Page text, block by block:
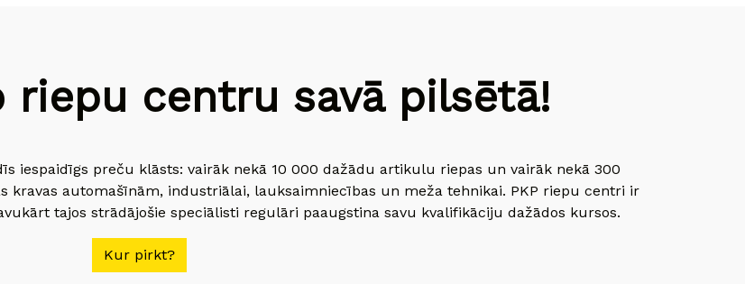
riepu centru savā pilsētā!
iespaidīgs preču klāsts: vairāk nekā 10 000 dažādu artikulu riepas un vairāk nekā 300
kravas automašīnām, industriālai, lauksaimniecības un meža tehnikai. PKP riepu centri ir
tajos strādājošie speciālisti regulāri paaugstina savu kvalifikāciju dažādos kursos.
Kur pirkt?